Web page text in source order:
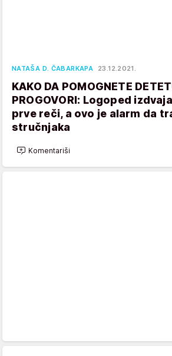
NATAŠA D. ČABARKAPA 23.12.2021.
KAKO DA POMOGNETE
PROGOVORI: Logoped
prve reči, a ovo je alarm da
stručnjaka
Komentariši